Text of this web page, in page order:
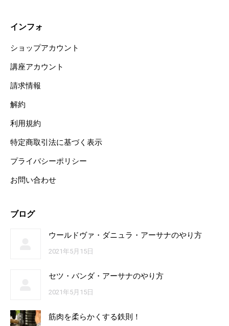
インフォ
ショップアカウント
講座アカウント
請求情報
解約
利用規約
特定商取引法に基づく表示
プライバシーポリシー
お問い合わせ
ブログ
ウールドヴァ・ダニュラ・アーサナのやり方
2021年5月15日
セツ・バンダ・アーサナのやり方
2021年5月15日
筋肉を柔らかくする鉄則！